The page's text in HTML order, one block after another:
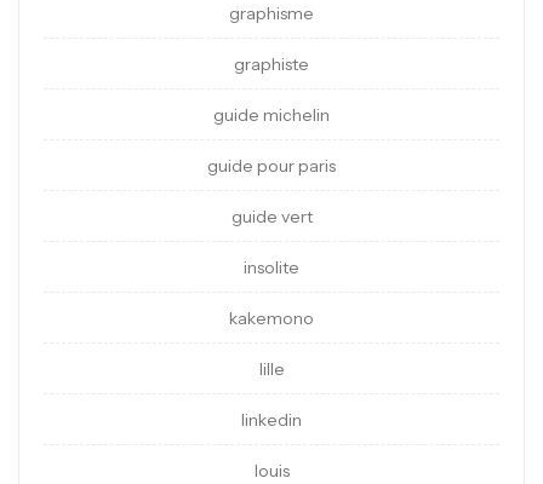
graphisme
graphiste
guide michelin
guide pour paris
guide vert
insolite
kakemono
lille
linkedin
louis